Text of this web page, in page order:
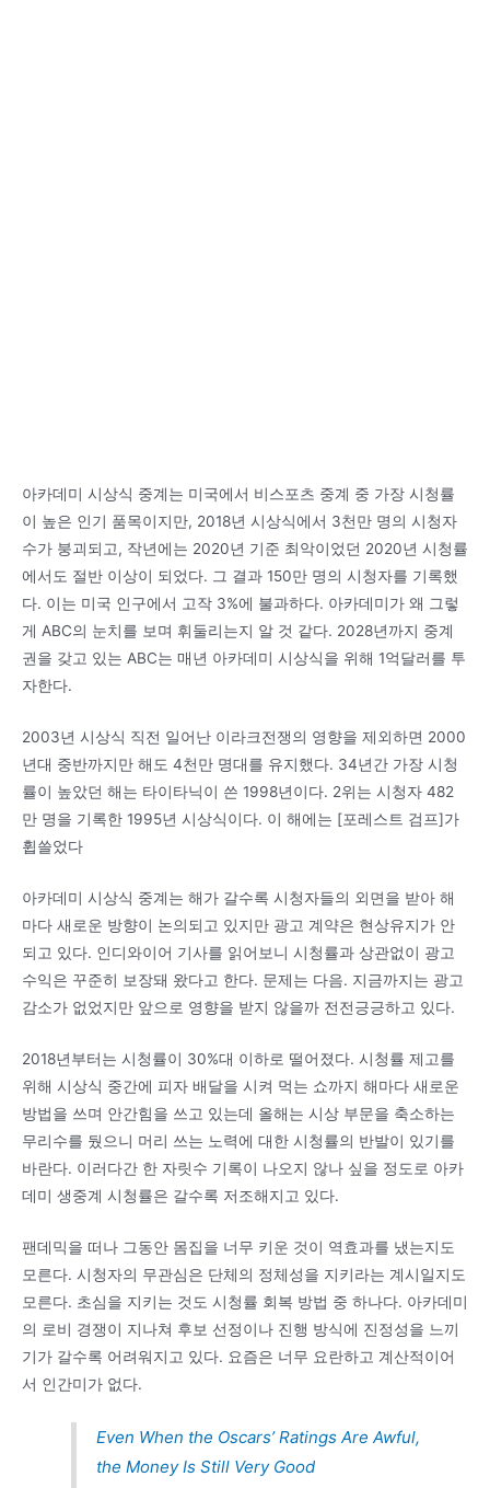
아카데미 시상식 중계는 미국에서 비스포츠 중계 중 가장 시청률
이 높은 인기 품목이지만, 2018년 시상식에서 3천만 명의 시청자
수가 붕괴되고, 작년에는 2020년 기준 최악이었던 2020년 시청률
에서도 절반 이상이 되었다. 그 결과 150만 명의 시청자를 기록했
다. 이는 미국 인구에서 고작 3%에 불과하다. 아카데미가 왜 그렇
게 ABC의 눈치를 보며 휘둘리는지 알 것 같다. 2028년까지 중계
권을 갖고 있는 ABC는 매년 아카데미 시상식을 위해 1억달러를 투
자한다.
2003년 시상식 직전 일어난 이라크전쟁의 영향을 제외하면 2000
년대 중반까지만 해도 4천만 명대를 유지했다. 34년간 가장 시청
률이 높았던 해는 타이타닉이 쓴 1998년이다. 2위는 시청자 482
만 명을 기록한 1995년 시상식이다. 이 해에는 [포레스트 검프]가
휩쓸었다
아카데미 시상식 중계는 해가 갈수록 시청자들의 외면을 받아 해
마다 새로운 방향이 논의되고 있지만 광고 계약은 현상유지가 안
되고 있다. 인디와이어 기사를 읽어보니 시청률과 상관없이 광고
수익은 꾸준히 보장돼 왔다고 한다. 문제는 다음. 지금까지는 광고
감소가 없었지만 앞으로 영향을 받지 않을까 전전긍긍하고 있다.
2018년부터는 시청률이 30%대 이하로 떨어졌다. 시청률 제고를
위해 시상식 중간에 피자 배달을 시켜 먹는 쇼까지 해마다 새로운
방법을 쓰며 안간힘을 쓰고 있는데 올해는 시상 부문을 축소하는
무리수를 뒀으니 머리 쓰는 노력에 대한 시청률의 반발이 있기를
바란다. 이러다간 한 자릿수 기록이 나오지 않나 싶을 정도로 아카
데미 생중계 시청률은 갈수록 저조해지고 있다.
팬데믹을 떠나 그동안 몸집을 너무 키운 것이 역효과를 냈는지도
모른다. 시청자의 무관심은 단체의 정체성을 지키라는 계시일지도
모른다. 초심을 지키는 것도 시청률 회복 방법 중 하나다. 아카데미
의 로비 경쟁이 지나쳐 후보 선정이나 진행 방식에 진정성을 느끼
기가 갈수록 어려워지고 있다. 요즘은 너무 요란하고 계산적이어
서 인간미가 없다.
Even When the Oscars’ Ratings Are Awful,
the Money Is Still Very Good